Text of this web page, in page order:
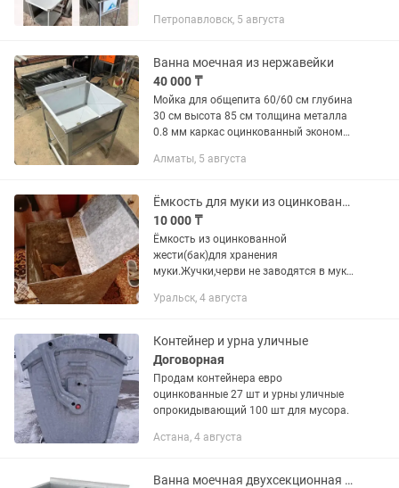
смотрите на фото
Петропавловск, 5 августа
Ванна моечная из нержавейки
40 000 ₸
Мойка для общепита 60/60 см глубина
30 см высота 85 см толщина металла
0.8 мм каркас оцинкованный эконом
оборудование по вашим размерам
Алматы, 5 августа
Ёмкость для муки из оцинкованной жести
10 000 ₸
Ёмкость из оцинкованной
жести(бак)для хранения
муки.Жучки,черви не заводятся в муке
Уральск, 4 августа
Контейнер и урна уличные
Договорная
Продам контейнера евро
оцинкованные 27 шт и урны уличные
опрокидывающий 100 шт для мусора.
Астана, 4 августа
Ванна моечная двухсекционная ВМ2/6